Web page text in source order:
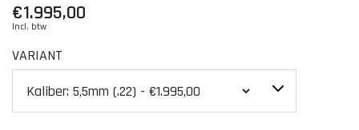
€1.995,00
Incl. btw
VARIANT